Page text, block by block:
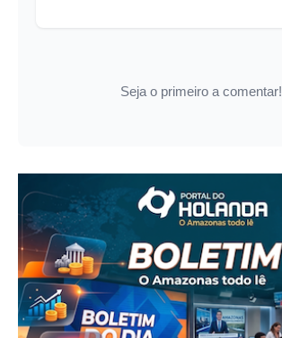
Seja o primeiro a comentar!